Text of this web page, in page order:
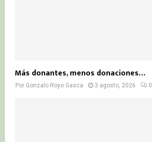
Más donantes, menos donaciones…
Por Gonzalo Royo Gasca 3 agosto, 2026 0